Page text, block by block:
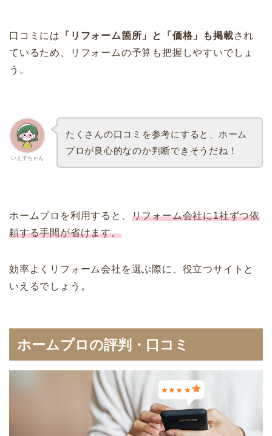
口コミには 「リフォーム箇所」と「価格」も掲載され
ているため、リフォームの予算も把握しやすいでしょ
う。
いえ子ちゃん
たくさんの口コミを参考にすると、ホーム
プロが良心的なのか判断できそうだね！
ホームプロを利用すると、 リフォーム会社に1社ずつ依
頼する手間が省けます。
効率よくリフォーム会社を選ぶ際に、役立つサイトと
いえるでしょう。
ホームプロの評判・口コミ